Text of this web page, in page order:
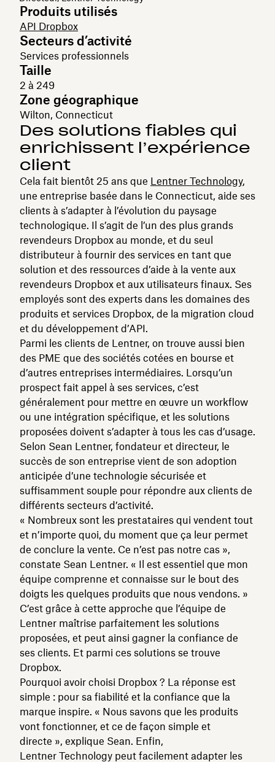
Produits utilisés
API Dropbox
Secteurs d’activité
Services professionnels
Taille
2 à 249
Zone géographique
Wilton, Connecticut
Des solutions fiables qui
enrichissent l’expérience
client
Cela fait bientôt 25 ans que Lentner Technology,
une entreprise basée dans le Connecticut, aide ses
clients à s’adapter à l’évolution du paysage
technologique. Il s’agit de l’un des plus grands
revendeurs Dropbox au monde, et du seul
distributeur à fournir des services en tant que
solution et des ressources d’aide à la vente aux
revendeurs Dropbox et aux utilisateurs finaux. Ses
employés sont des experts dans les domaines des
produits et services Dropbox, de la migration cloud
et du développement d’API.
Parmi les clients de Lentner, on trouve aussi bien
des PME que des sociétés cotées en bourse et
d’autres entreprises intermédiaires. Lorsqu’un
prospect fait appel à ses services, c’est
généralement pour mettre en œuvre un workflow
ou une intégration spécifique, et les solutions
proposées doivent s’adapter à tous les cas d’usage.
Selon Sean Lentner, fondateur et directeur, le
succès de son entreprise vient de son adoption
anticipée d’une technologie sécurisée et
suffisamment souple pour répondre aux clients de
différents secteurs d’activité.
« Nombreux sont les prestataires qui vendent tout
et n’importe quoi, du moment que ça leur permet
de conclure la vente. Ce n’est pas notre cas »,
constate Sean Lentner. « Il est essentiel que mon
équipe comprenne et connaisse sur le bout des
doigts les quelques produits que nous vendons. »
C’est grâce à cette approche que l’équipe de
Lentner maîtrise parfaitement les solutions
proposées, et peut ainsi gagner la confiance de
ses clients. Et parmi ces solutions se trouve
Dropbox.
Pourquoi avoir choisi Dropbox ? La réponse est
simple : pour sa fiabilité et la confiance que la
marque inspire. « Nous savons que les produits
vont fonctionner, et ce de façon simple et
directe », explique Sean. Enfin,
Lentner Technology peut facilement adapter les